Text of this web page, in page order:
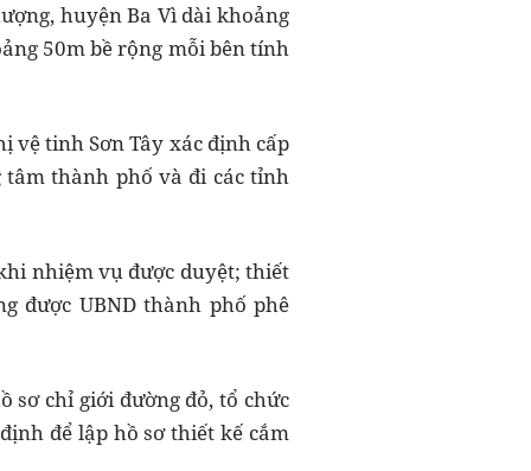
huyện Ba Vì dài khoảng
50m bề rộng mỗi bên tính
vệ tinh Sơn Tây xác định cấp
thành phố và đi các tỉnh
nhiệm vụ được duyệt; thiết
được UBND thành phố phê
sơ chỉ giới đường đỏ, tổ chức
để lập hồ sơ thiết kế cắm